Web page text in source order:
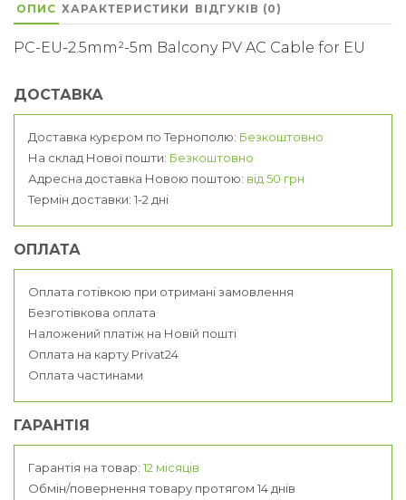
ОПИС ХАРАКТЕРИСТИКИ ВІДГУКІВ (0)
PC-EU-2.5mm²-5m Balcony PV AC Cable for EU
ДОСТАВКА
Доставка курєром по Тернополю: Безкоштовно
На склад Нової пошти: Безкоштовно
Адресна доставка Новою поштою: від 50 грн
Термін доставки: 1-2 дні
ОПЛАТА
Оплата готівкою при отримані замовлення
Безготівкова оплата
Наложений платіж на Новій пошті
Оплата на карту Privat24
Оплата частинами
ГАРАНТІЯ
Гарантія на товар: 12 місяців
Обмін/повернення товару протягом 14 днів